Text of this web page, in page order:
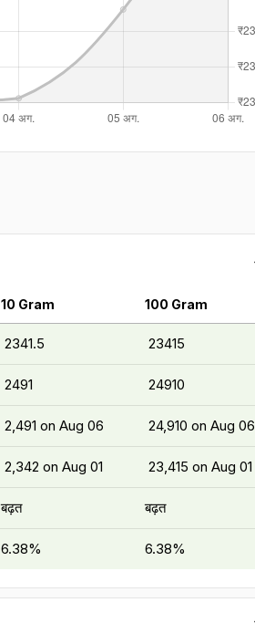
10 Gram 100 Gram
₹ 2341.5 ₹ 23415
₹ 2491 ₹ 24910
₹ 2,491 on Aug 06 ₹ 24,910 on Aug 06
₹ 2,342 on Aug 01 ₹ 23,415 on Aug 01
बढ़त बढ़त
6.38% 6.38%